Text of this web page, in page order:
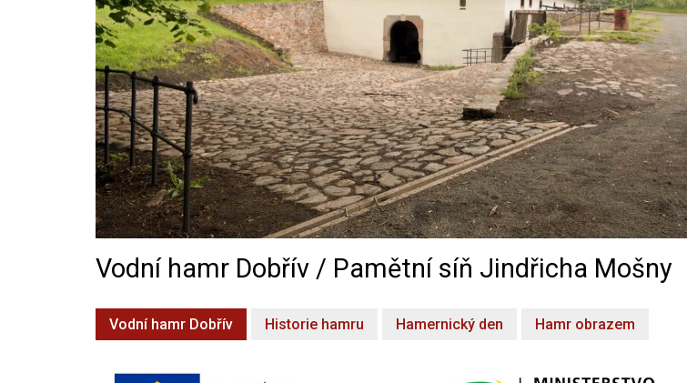
Vodní hamr Dobřív / Pamětní síň Jindřicha Mošny
Vodní hamr Dobřív Historie hamru Hamernický den Hamr obrazem